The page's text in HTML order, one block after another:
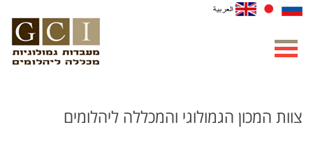
צוות המכון הגמולוגי והמכללה ליהלומים